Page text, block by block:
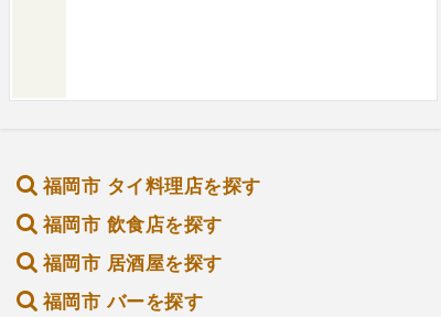
福岡市 タイ料理店を探す
福岡市 飲食店を探す
福岡市 居酒屋を探す
福岡市 バーを探す